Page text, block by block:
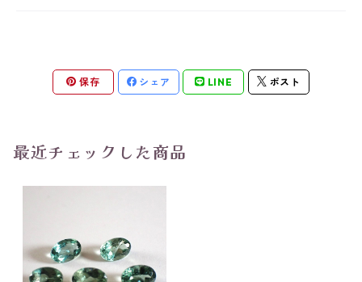
保存 シェア LINE ポスト
最近チェックした商品